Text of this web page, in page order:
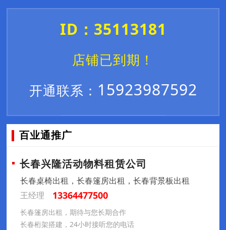
ID：35113181
店铺已到期！
开通联系： 15923987592
百业通推广
长春兴隆活动物料租赁公司
长春桌椅出租，长春篷房出租，长春背景板出租
王经理
13364477500
长春篷房出租，期待与您长期合作
长春桁架搭建，24小时接听您的电话